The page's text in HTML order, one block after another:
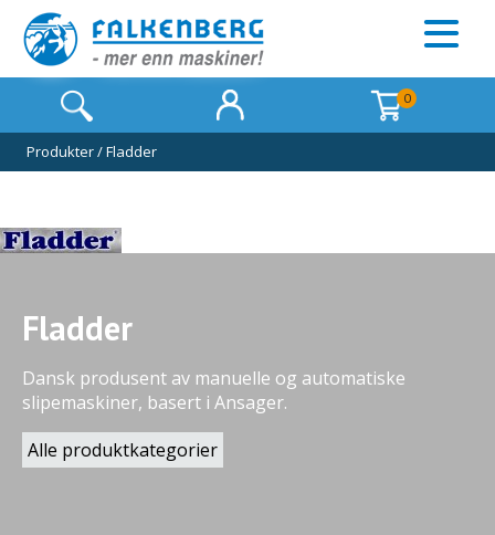
0
Produkter/Fladder
Fladder
Dansk produsent av manuelle og automatiske
slipemaskiner, basert i Ansager.
Alle produktkategorier